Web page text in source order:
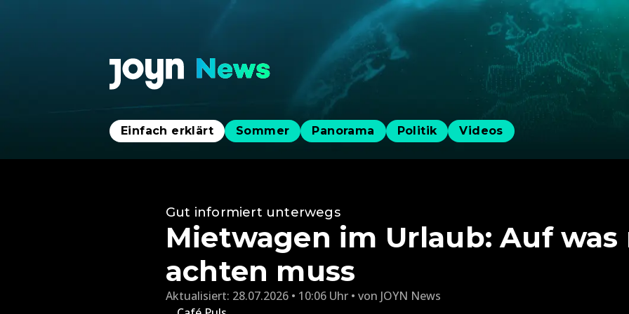
Einfach erklärt Sommer Panorama Politik Videos
Gut informiert unterwegs
Mietwagen im Urlaub: Auf was
achten muss
Aktualisiert: 28.07.2026 • 10:06 Uhr von JOYN News